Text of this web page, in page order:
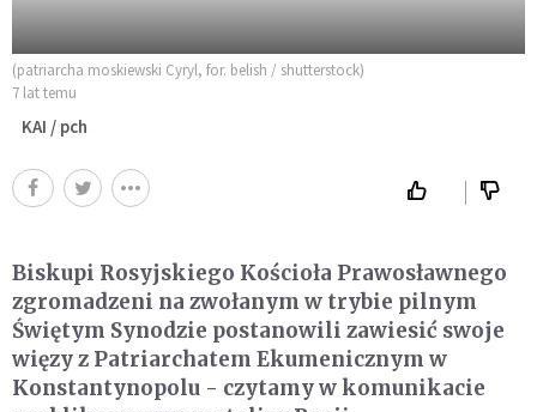
(patriarcha moskiewski Cyryl, for. belish / shutterstock)
7 lat temu
KAI / pch
Biskupi Rosyjskiego Kościoła Prawosławnego
zgromadzeni na zwołanym w trybie pilnym
Świętym Synodzie postanowili zawiesić swoje
więzy z Patriarchatem Ekumenicznym w
Konstantynopolu - czytamy w komunikacie